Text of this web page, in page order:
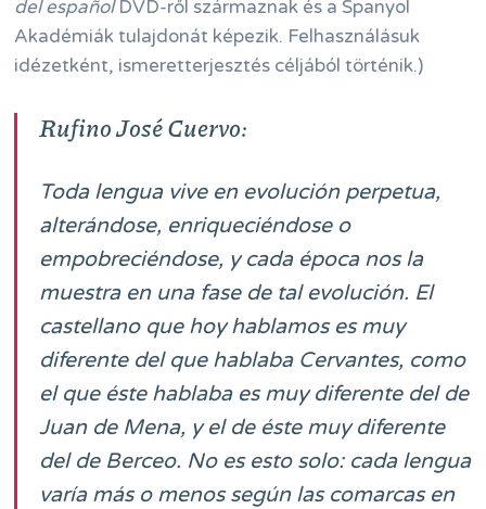
del españolDVD-ről származnak és a Spanyol
Akadémiák tulajdonát képezik. Felhasználásuk
idézetként, ismeretterjesztés céljából történik.)
Rufino José Cuervo:
Toda lengua vive en evolución perpetua,
alterándose, enriqueciéndose o
empobreciéndose, y cada época nos la
muestra en una fase de tal evolución. El
castellano que hoy hablamos es muy
diferente del que hablaba Cervantes, como
el que éste hablaba es muy diferente del de
Juan de Mena, y el de éste muy diferente
del de Berceo. No es esto solo: cada lengua
varía más o menos según las comarcas en